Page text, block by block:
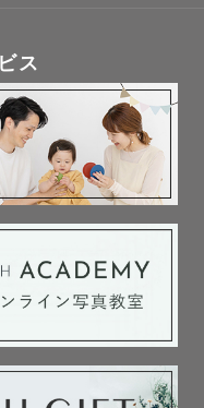
ては関東でお受けすること
がございます !!
ございます
問合せください 🚗✉️
により対応可能な場合がご
ス